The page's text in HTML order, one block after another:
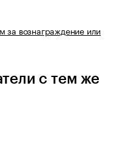
вознаграждение или
с тем же